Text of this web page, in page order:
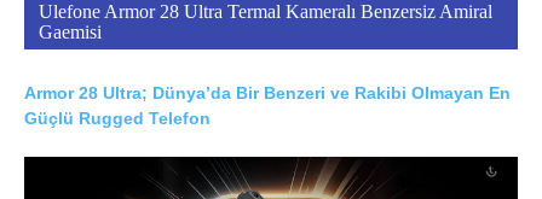
Ulefone Armor 28 Ultra Termal Kameralı Benzersiz Amiral
Gaemisi
Armor 28 Ultra; Dünya’da Bir Benzeri ve Rakibi Olmayan En
Güçlü Rugged Telefon